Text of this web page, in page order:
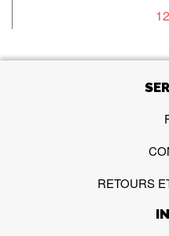
RETOURS